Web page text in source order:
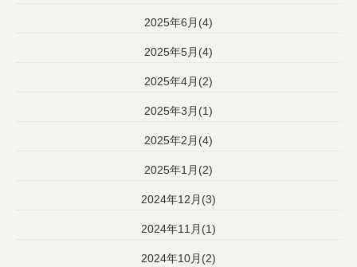
2025年6月(4)
2025年5月(4)
2025年4月(2)
2025年3月(1)
2025年2月(4)
2025年1月(2)
2024年12月(3)
2024年11月(1)
2024年10月(2)